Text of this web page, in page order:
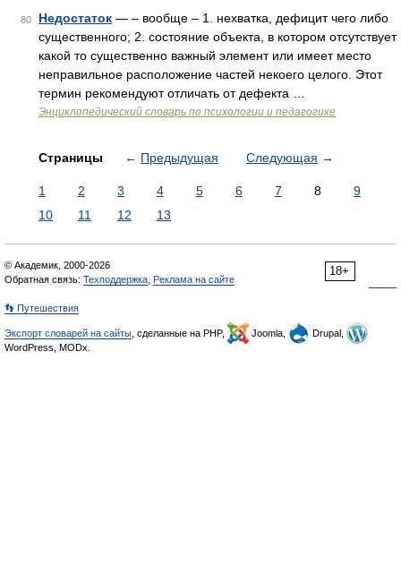
80 Недостаток — – вообще – 1. нехватка, дефицит чего либо
существенного; 2. состояние объекта, в котором отсутствует
какой то существенно важный элемент или имеет место
неправильное расположение частей некоего целого. Этот
термин рекомендуют отличать от дефекта …
Энциклопедический словарь по психологии и педагогике
Страницы ← Предыдущая Следующая →
1 2 3 4 5 6 7 8
9
10
11 12 13
18+
© Академик, 2000-2026
Обратная связь: Техподдержка Реклама на сайте
👣 Путешествия
Экспорт словарей на сайты , сделанные на PHP, Joomla,
Drupal,
WordPress, MODx.